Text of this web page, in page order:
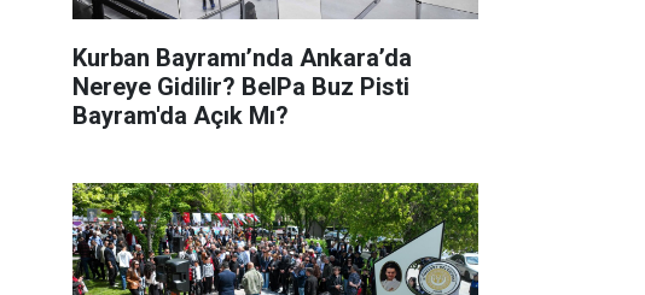
Kurban Bayramı’nda Ankara’da
Nereye Gidilir? BelPa Buz Pisti
Bayram'da Açık Mı?